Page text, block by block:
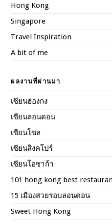
Hong Kong
Singapore
Travel Inspiration
A bit of me
ผลงานที่ผ่านมา
เซียนฮ่องกง
เซียนลอนดอน
เซียนโซล
เซียนสิงคโปร์
เซียนโอซาก้า
101 hong kong best
15 เมืองสวยรอบลอนดอน
Sweet Hong Kong